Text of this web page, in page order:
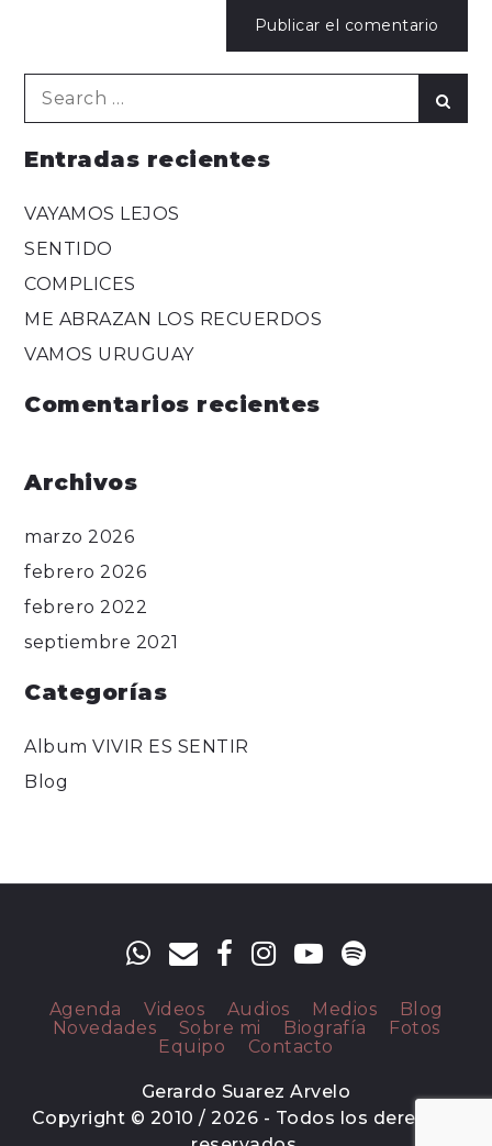
Entradas recientes
VAYAMOS LEJOS
SENTIDO
COMPLICES
ME ABRAZAN LOS RECUERDOS
VAMOS URUGUAY
Comentarios recientes
Archivos
marzo 2026
febrero 2026
febrero 2022
septiembre 2021
Categorías
Album VIVIR ES SENTIR
Blog
Agenda Videos Audios Medios
Blog
Novedades
Sobre mi Biografía
Fotos
Equipo
Contacto
Gerardo Suarez Arvelo
Copyright © 2010 / 2026 - Todos los derechos